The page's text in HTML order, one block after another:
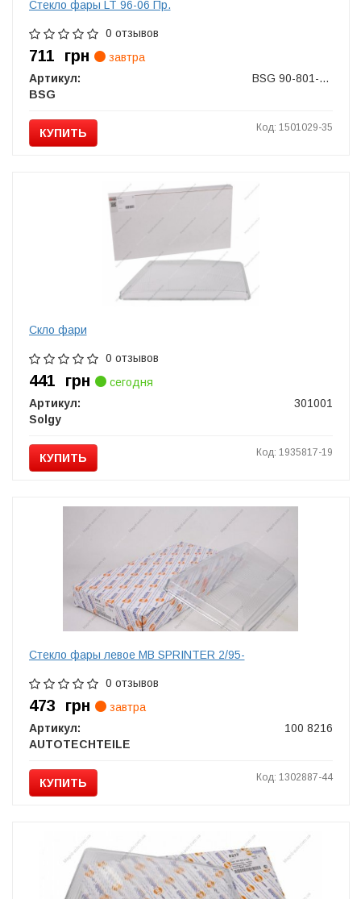
Стекло фары LT 96-06 Пр.
0 отзывов
711 грн
завтра
Артикул:
BSG 90-801-003
BSG
КУПИТЬ Код: 1501029-35
Скло фари
0 отзывов
441 грн
сегодня
Артикул:
301001
Solgy
КУПИТЬ Код: 1935817-19
Стекло фары левое MB SPRINTER 2/95-
0 отзывов
473 грн
завтра
Артикул:
100 8216
AUTOTECHTEILE
КУПИТЬ Код: 1302887-44